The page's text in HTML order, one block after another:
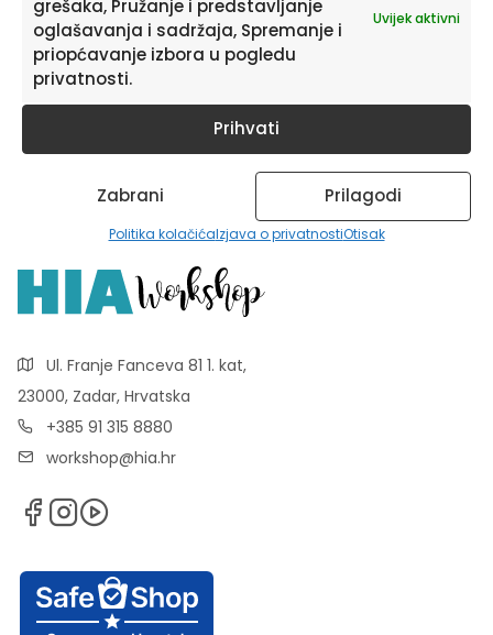
grešaka, Pružanje i predstavljanje
oglašavanja i sadržaja, Spremanje i
priopćavanje izbora u pogledu
privatnosti.
Uvijek aktivni
Prihvati
Zabrani Prilagodi
Politika kolačićaIzjava o privatnostiOtisak
Želite primati savjete i zanimljivosti o uređenju doma te
informacije o novim proizvodima i pogodnostima?
Ul. Franje Fanceva 81 1. kat,
23000, Zadar, Hrvatska
+385 91 315 8880
workshop@hia.hr